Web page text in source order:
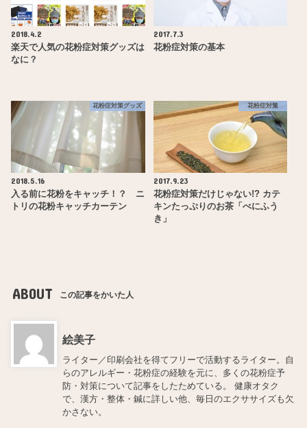
2018.4.2
楽天で人気の花粉症対策グッズは
なに？
2017.7.3
花粉症対策の基本
花粉症対策グッズ
2018.5.16
入る前に花粉をキャッチ！？ ニ
トリの花粉キャッチカーテン
花粉症対策
2017.9.23
花粉症対策だけじゃない!? カテ
キンたっぷりのお茶「べにふう
き」
ABOUT この記事をかいた人
絵美子
ライター／印刷会社を得てフリーで活動するライター。自
らのアレルギー・花粉症の経験を元に、多くの花粉症予
防・対策について記事をしたためている。 健康オタク
で、漢方・整体・鍼に詳しい他、毎日のエクササイズも欠
かさない。